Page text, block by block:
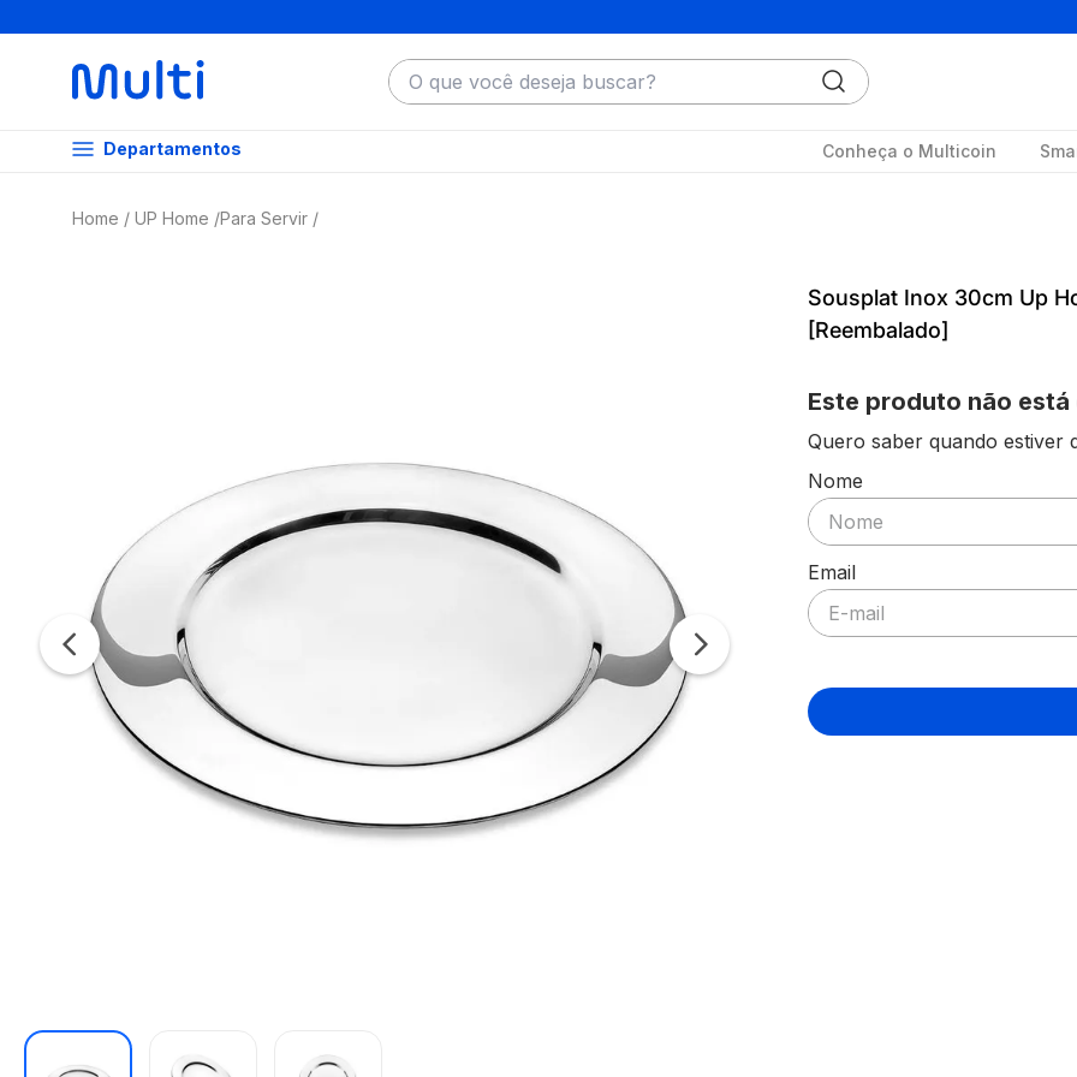
O que você deseja buscar?
Departamentos Conheça o Multicoin
UP Home Para Servir
Sousplat Inox 30cm Up
[Reembalado]
Este produto não
Quero saber quando estiver